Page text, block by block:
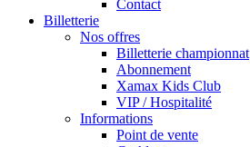
Contact
Billetterie
Nos offres
Billetterie championnat
Abonnement
Xamax Kids Club
VIP / Hospitalité
Informations
Point de vente